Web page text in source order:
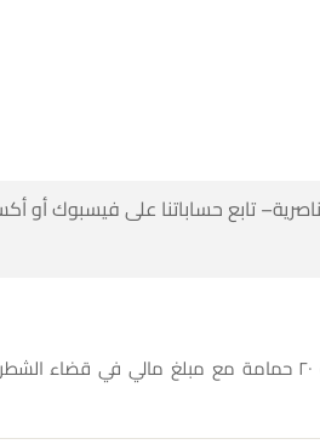
تابع حساباتنا على فيسبوك أو
اعلنت شرطة ذي قار اعتقال لص حاول سرقة ٢٠ حمامة مع مبلغ مالي